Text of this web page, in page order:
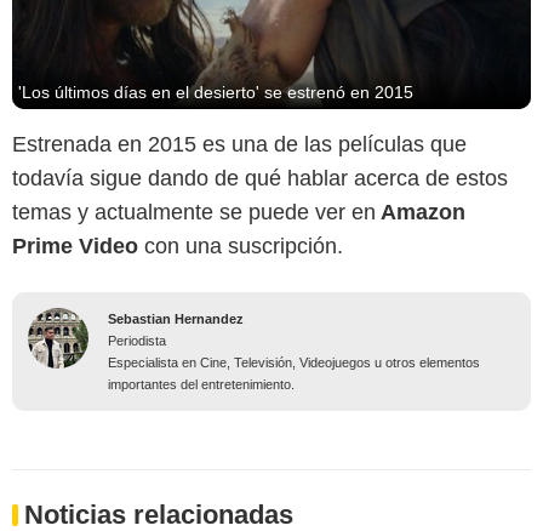
'Los últimos días en el desierto' se estrenó en 2015
Estrenada en 2015 es una de las películas que
todavía sigue dando de qué hablar acerca de estos
temas y actualmente se puede ver en Amazon
Prime Video con una suscripción.
Sebastian Hernandez
Periodista
Especialista en Cine, Televisión, Videojuegos u otros elementos
importantes del entretenimiento.
Noticias relacionadas